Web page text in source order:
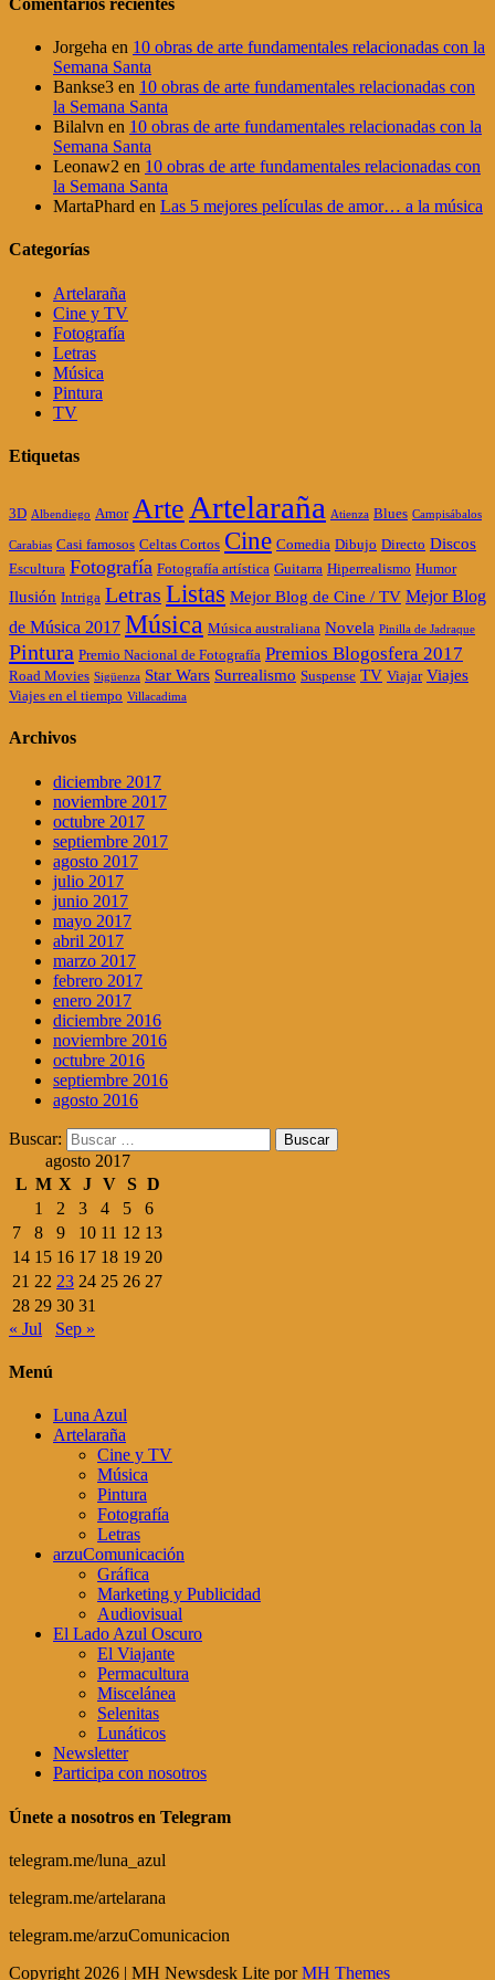
Jorgeha en 10 obras de arte fundamentales relacionadas con la
Semana Santa
Bankse3 en 10 obras de arte fundamentales relacionadas con
la Semana Santa
Bilalvn en 10 obras de arte fundamentales relacionadas con la
Semana Santa
Leonaw2 en 10 obras de arte fundamentales relacionadas con
la Semana Santa
MartaPhard en Las 5 mejores películas de amor… a la música
Categorías
Artelaraña
Cine y TV
Fotografía
Letras
Música
Pintura
TV
Etiquetas
3D Albendiego Amor Arte Artelaraña Atienza Blues Campisábalos
Carabias Casi famosos Celtas Cortos Cine Comedia Dibujo Directo Discos
Escultura Fotografía Fotografía artística Guitarra Hiperrealismo Humor
Ilusión Intriga Letras Listas Mejor Blog de Cine / TV Mejor Blog
de Música 2017 Música Música australiana Novela Pinilla de Jadraque
Pintura Premio Nacional de Fotografía Premios Blogosfera 2017
Road Movies Sigüenza Star Wars Surrealismo Suspense TV Viajar Viajes
Viajes en el tiempo Villacadima
Archivos
diciembre 2017
noviembre 2017
octubre 2017
septiembre 2017
agosto 2017
julio 2017
junio 2017
mayo 2017
abril 2017
marzo 2017
febrero 2017
enero 2017
diciembre 2016
noviembre 2016
octubre 2016
septiembre 2016
agosto 2016
Buscar:
agosto 2017
L M X J V S D
1
2 3 4 5
6
7
8 9 10 11 12 13
14 15 16 17 18 19 20
21 22 23 24 25 26 27
28 29 30 31
« Jul
Sep »
Menú
Luna Azul
Artelaraña
Cine y TV
Música
Pintura
Fotografía
Letras
arzuComunicación
Gráfica
Marketing y Publicidad
Audiovisual
El Lado Azul Oscuro
El Viajante
Permacultura
Miscelánea
Selenitas
Lunáticos
Newsletter
Participa con nosotros
Únete a nosotros en Telegram
telegram.me/luna_azul
telegram.me/artelarana
telegram.me/arzuComunicacion
Copyright 2026 | MH Newsdesk Lite porMH Themes